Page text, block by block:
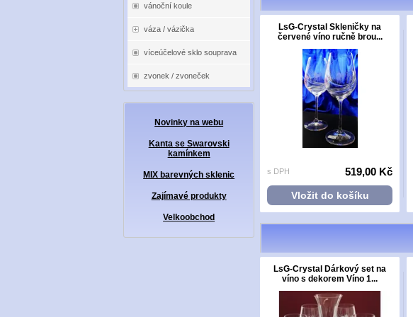
vánoční koule
váza / vázička
víceúčelové sklo souprava
zvonek / zvoneček
Novinky na webu
Kanta se Swarovski
kamínkem
MIX barevných sklenic
Zajímavé produkty
Velkoobchod
LsG-Crystal Skleničky na
červené víno ručně brou...
s DPH 519,00 Kč
Vložit do košíku
LsG-Crystal Dárkový set na
víno s dekorem Víno 1...